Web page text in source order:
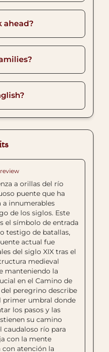
ahead?
a orillas del río
puente que ha
a innumerables
de los siglos. Este
el símbolo de entrada
testigo de batallas,
actual fue
del siglo XIX tras el
medieval
manteniendo la
en el Camino de
peregrino describe
primer umbral donde
los pasos y las
su camino
caudaloso río para
con la mente
con atención la